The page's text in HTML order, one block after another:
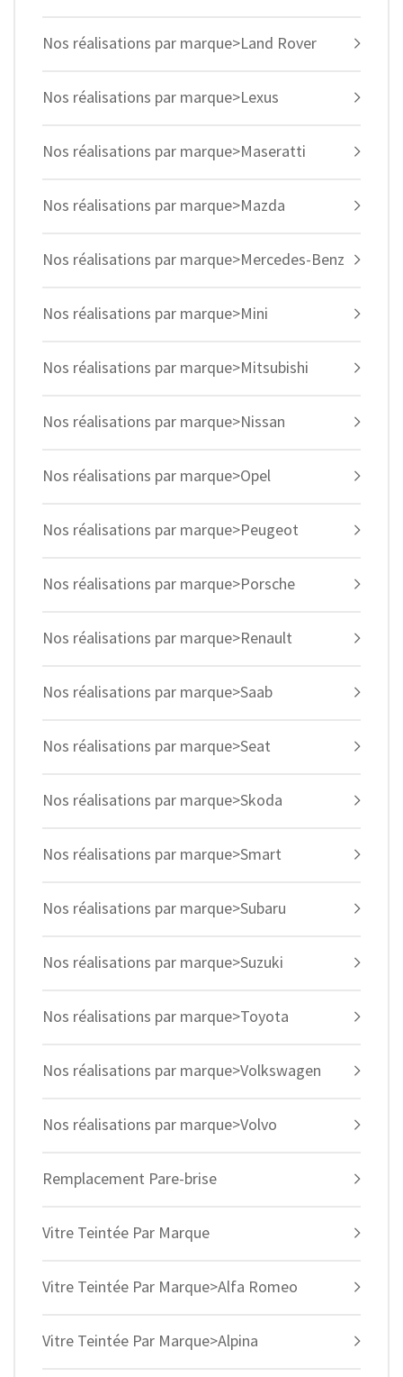
Nos réalisations par marque>Land Rover
Nos réalisations par marque>Lexus
Nos réalisations par marque>Maseratti
Nos réalisations par marque>Mazda
Nos réalisations par marque>Mercedes-Benz
Nos réalisations par marque>Mini
Nos réalisations par marque>Mitsubishi
Nos réalisations par marque>Nissan
Nos réalisations par marque>Opel
Nos réalisations par marque>Peugeot
Nos réalisations par marque>Porsche
Nos réalisations par marque>Renault
Nos réalisations par marque>Saab
Nos réalisations par marque>Seat
Nos réalisations par marque>Skoda
Nos réalisations par marque>Smart
Nos réalisations par marque>Subaru
Nos réalisations par marque>Suzuki
Nos réalisations par marque>Toyota
Nos réalisations par marque>Volkswagen
Nos réalisations par marque>Volvo
Remplacement Pare-brise
Vitre Teintée Par Marque
Vitre Teintée Par Marque>Alfa Romeo
Vitre Teintée Par Marque>Alpina